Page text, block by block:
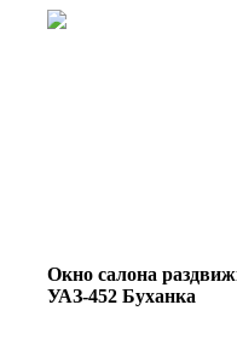
Окно салона
УАЗ-452 Буханка